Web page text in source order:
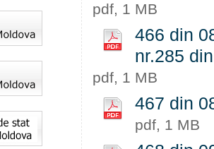
pdf, 1 MB
466 din
nr.285
pdf, 1 MB
467 din
pdf, 1 MB